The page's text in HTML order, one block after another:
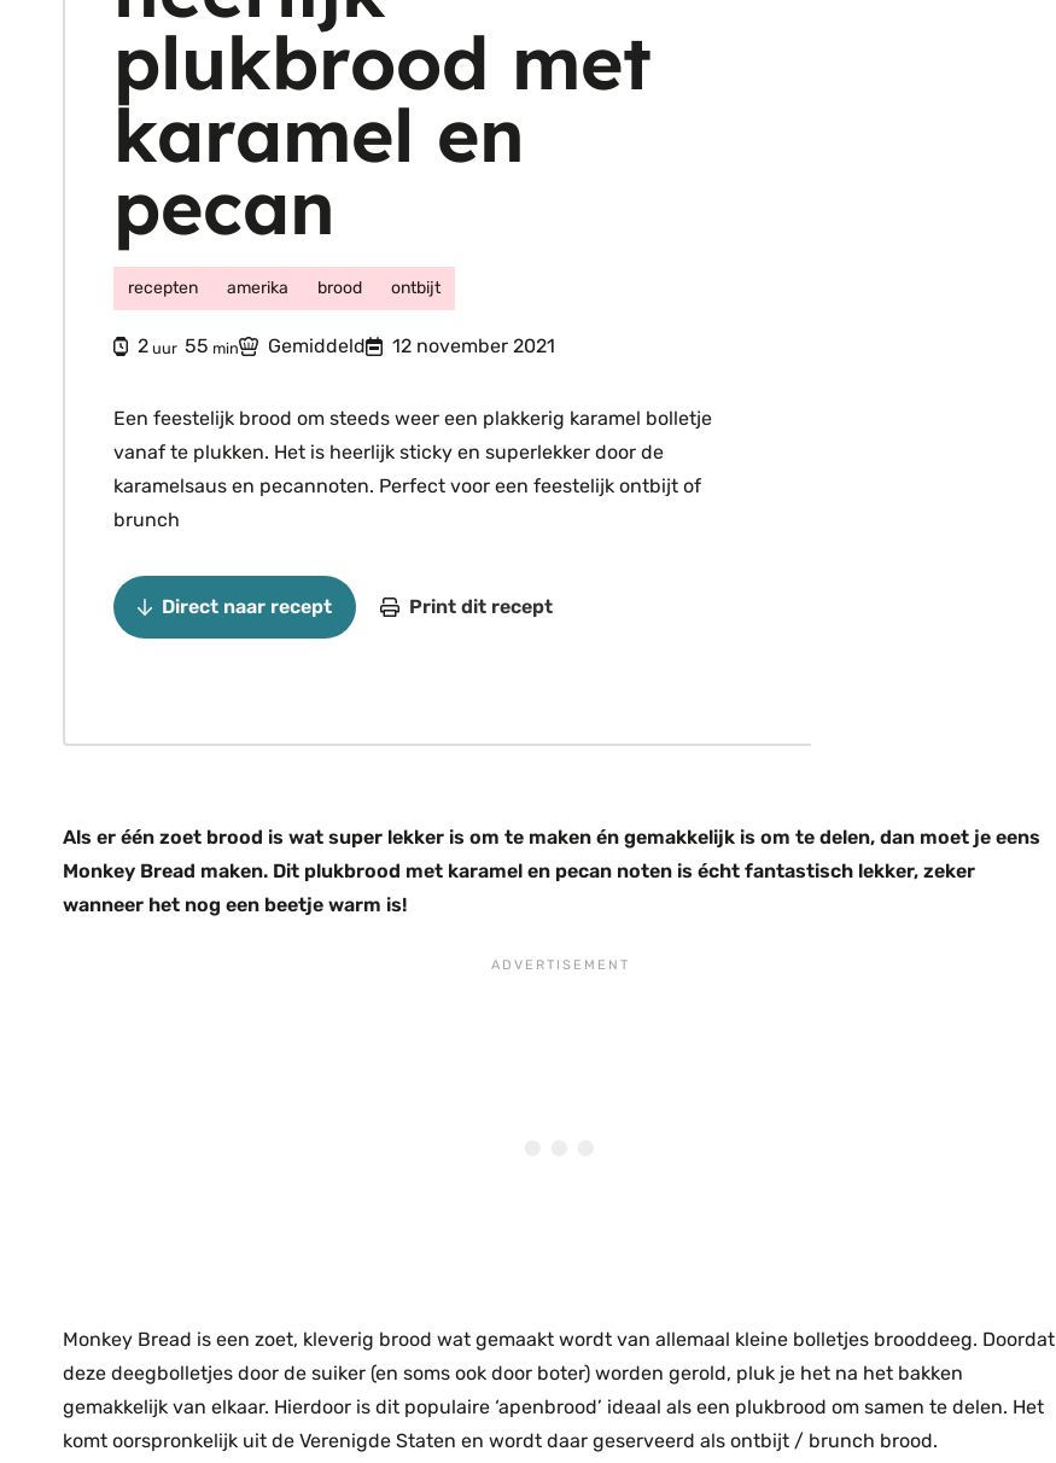
plukbrood met
karamel en
pecan
recepten amerika brood ontbijt
2uur
uur 55minuten
min Gemiddeld 12 november 2021
Een feestelijk brood om steeds weer een plakkerig karamel bolletje
vanaf te plukken. Het is heerlijk sticky en superlekker door de
karamelsaus en pecannoten. Perfect voor een feestelijk ontbijt of
brunch
Direct naar recept Print dit recept
Als er één zoet brood is wat super lekker is om te maken én gemakkelijk is om te delen, dan moet je eens
Monkey Bread maken. Dit plukbrood met karamel en pecan noten is écht fantastisch lekker, zeker
wanneer het nog een beetje warm is!
Monkey Bread is een zoet, kleverig brood wat gemaakt wordt van allemaal kleine bolletjes brooddeeg. Doordat
deze deegbolletjes door de suiker (en soms ook door boter) worden gerold, pluk je het na het bakken
gemakkelijk van elkaar. Hierdoor is dit populaire ‘apenbrood’ ideaal als een plukbrood om samen te delen. Het
komt oorspronkelijk uit de Verenigde Staten en wordt daar geserveerd als ontbijt / brunch brood.